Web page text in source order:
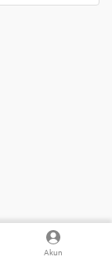
Akun